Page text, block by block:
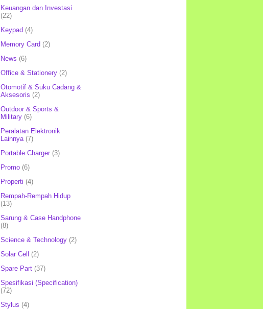
Keuangan dan Investasi
(22)
Keypad (4)
Memory Card (2)
News (6)
Office & Stationery (2)
Otomotif & Suku Cadang &
Aksesoris (2)
Outdoor & Sports &
Military (6)
Peralatan Elektronik
Lainnya (7)
Portable Charger (3)
Promo (6)
Properti (4)
Rempah-Rempah Hidup
(13)
Sarung & Case Handphone
(8)
Science & Technology (2)
Solar Cell (2)
Spare Part (37)
Spesifikasi (Specification)
(72)
Stylus (4)